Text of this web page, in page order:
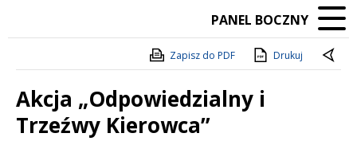
PANEL BOCZNY
Zapisz do PDF Drukuj
Akcja „Odpowiedzialny i
Trzeźwy Kierowca”